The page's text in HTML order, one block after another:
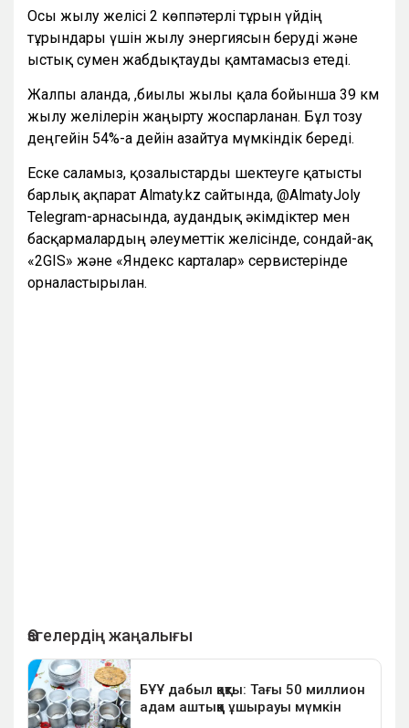
Осы жылу желісі 2 көппәтерлі тұрғын үйдің
тұрғындары үшін жылу энергиясын беруді және
ыстық сумен жабдықтауды қамтамасыз етеді.
Жалпы алғанда, ,биылғы жылы қала бойынша 39 км
жылу желілерін жаңғырту жоспарланған. Бұл тозу
деңгейін 54%-ға дейін азайтуға мүмкіндік береді.
Еске саламыз, қозғалыстарды шектеуге қатысты
барлық ақпарат Almaty.kz сайтында, @AlmatyJoly
Telegram-арнасында, аудандық әкімдіктер мен
басқармалардың әлеуметтік желісінде, сондай-ақ
«2GIS» және «Яндекс карталар» сервистерінде
орналастырылған.